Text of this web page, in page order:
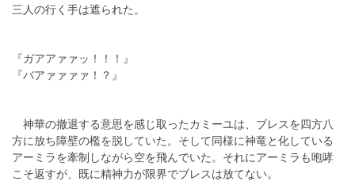
三人の行く手は遮られた。
『ガアアァァッ！！！』
『バアァァァァ！？』
神華の撤退する意思を感じ取ったカミーユは、ブレスを四方八
方に放ち障壁の檻を脱していた。そして同様に神竜と化している
アーミラを牽制しながら空を飛んでいた。それにアーミラも咆哮
こそ返すが、既に精神力が限界でブレスは放てない。